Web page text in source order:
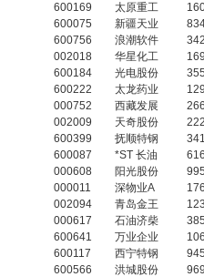
600169
太原重工
600075
新疆天业
600756
浪潮软件
002018
华星化工
600184
光电股份
600222
太龙药业
000752
西藏发展
002009
天奇股份
600399
抚顺特钢
600087
*ST 长油
000608
阳光股份
000011
深物业A
002094
青岛金王
000617
石油济柴
600641
万业企业
600117
西宁特钢
600566
洪城股份